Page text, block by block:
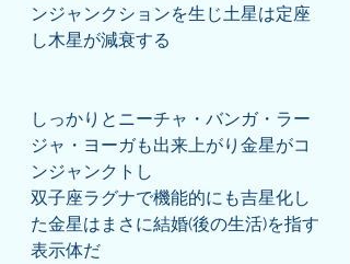
ンジャンクションを生じ土星は定座
し木星が減衰する
しっかりとニーチャ・バンガ・ラー
ジャ・ヨーガも出来上がり金星がコ
ンジャンクトし
双子座ラグナで機能的にも吉星化し
た金星はまさに結婚(後の生活)を指す
表示体だ